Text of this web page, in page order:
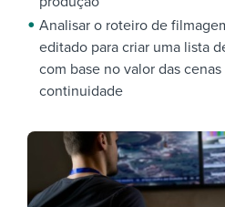
Analisar o roteiro de
editado para criar uma lista
com base no valor das
continuidade